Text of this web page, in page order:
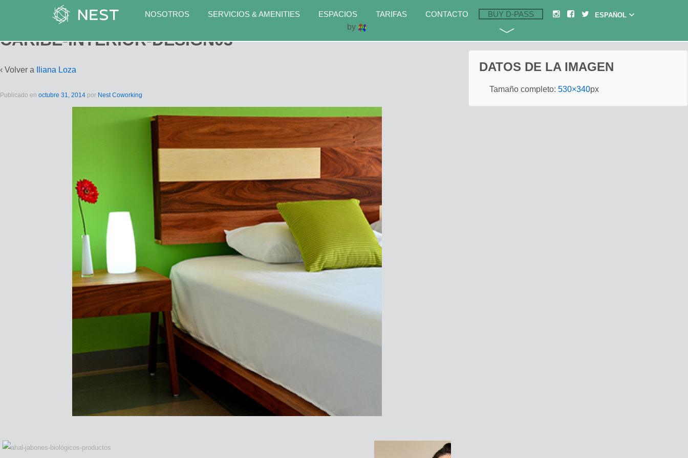
NOSOTROS SERVICIOS & AMENITIES ESPACIOS TARIFAS CONTACTO
BUY D-PASS
by
CARIBE-INTERIOR-DESIGN03
‹ Volver a Iliana Loza
Publicado en octubre 31, 2014 por Nest Coworking
DATOS DE LA IMAGEN
Tamaño completo:530×340px